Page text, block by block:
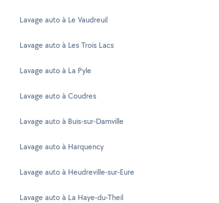
Lavage auto à Le Vaudreuil
Lavage auto à Les Trois Lacs
Lavage auto à La Pyle
Lavage auto à Coudres
Lavage auto à Buis-sur-Damville
Lavage auto à Harquency
Lavage auto à Heudreville-sur-Eure
Lavage auto à La Haye-du-Theil